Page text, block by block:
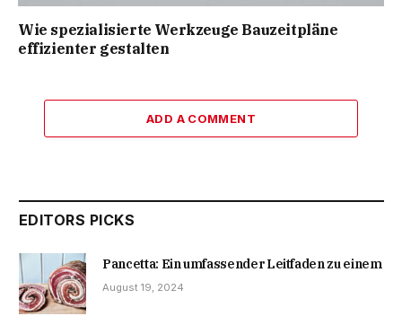
Wie spezialisierte Werkzeuge Bauzeitpläne
effizienter gestalten
ADD A COMMENT
EDITORS PICKS
Pancetta: Ein umfassender Leitfaden zu einem
August 19, 2024